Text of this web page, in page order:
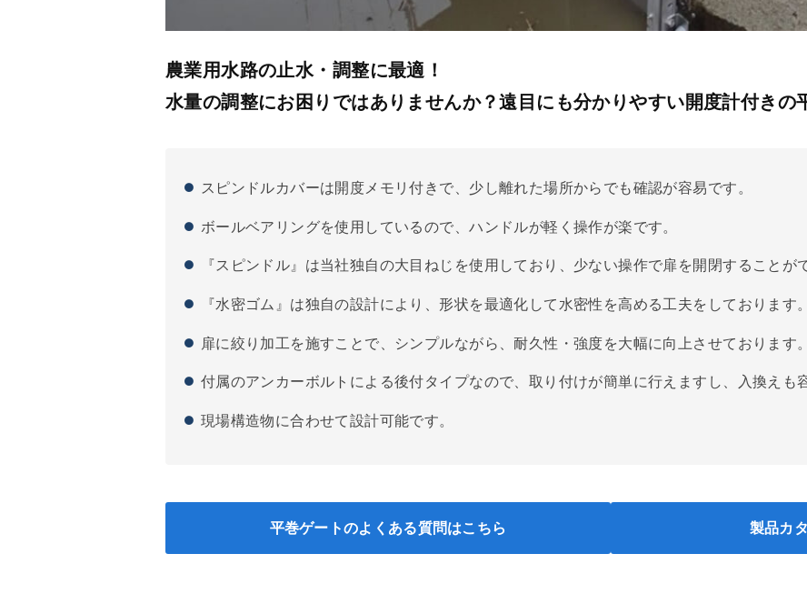
農業用水路の止水・調整に最適！
水量の調整にお困りではありませんか？遠目にも分かりやすい開度計付きの
スピンドルカバーは開度メモリ付きで、少し離れた場所からでも確認が容易です。
ボールベアリングを使用しているので、ハンドルが軽く操作が楽です。
『スピンドル』は当社独自の大目ねじを使用しており、少ない操作で扉を開閉することが
『水密ゴム』は独自の設計により、形状を最適化して水密性を高める工夫をしております。
扉に絞り加工を施すことで、シンプルながら、耐久性・強度を大幅に向上させております。
付属のアンカーボルトによる後付タイプなので、取り付けが簡単に行えますし、入換えも
現場構造物に合わせて設計可能です。
平巻ゲートのよくある質問はこちら 製品カ